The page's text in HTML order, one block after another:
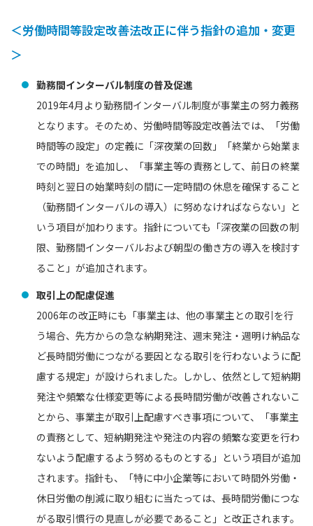
＜労働時間等設定改善法改正に伴う指針の追加・変更
＞
勤務間インターバル制度の普及促進
2019年4月より勤務間インターバル制度が事業主の努力義務
となります。そのため、労働時間等設定改善法では、「労働
時間等の設定」の定義に「深夜業の回数」「終業から始業ま
での時間」を追加し、「事業主等の責務として、前日の終業
時刻と翌日の始業時刻の間に一定時間の休息を確保すること
（勤務間インターバルの導入）に努めなければならない」と
いう項目が加わります。指針についても「深夜業の回数の制
限、勤務間インターバルおよび朝型の働き方の導入を検討す
ること」が追加されます。
取引上の配慮促進
2006年の改正時にも「事業主は、他の事業主との取引を行
う場合、先方からの急な納期発注、週末発注・週明け納品な
ど長時間労働につながる要因となる取引を行わないように配
慮する規定」が設けられました。しかし、依然として短納期
発注や頻繁な仕様変更等による長時間労働が改善されないこ
とから、事業主が取引上配慮すべき事項について、「事業主
の責務として、短納期発注や発注の内容の頻繁な変更を行わ
ないよう配慮するよう努めるものとする」という項目が追加
されます。指針も、「特に中小企業等において時間外労働・
休日労働の削減に取り組むに当たっては、長時間労働につな
がる取引慣行の見直しが必要であること」と改正されます。